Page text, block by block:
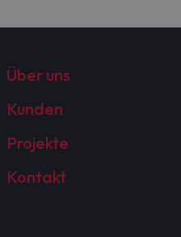
Über uns
Kunden
Projekte
Kontakt